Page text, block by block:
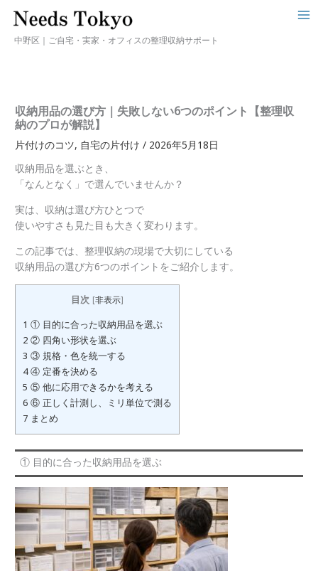
中野区｜ご自宅・実家・オフィスの整理収納サポート
収納用品の選び方｜失敗しない6つのポイント【整理収
納のプロが解説】
片付けのコツ, 自宅の片付け / 2026年5月18日
収納用品を選ぶとき、
「なんとなく」で選んでいませんか？
実は、収納は選び方ひとつで
使いやすさも見た目も大きく変わります。
この記事では、整理収納の現場で大切にしている
収納用品の選び方6つのポイントをご紹介します。
目次 [非表示]
1 ① 目的に合った収納用品を選ぶ
2 ② 四角い形状を選ぶ
3 ③ 規格・色を統一する
4④ 定番を決める
5 ⑤ 他に応用できるかを考える
6 ⑥ 正しく計測し、ミリ単位で測る
7 まとめ
① 目的に合った収納用品を選ぶ